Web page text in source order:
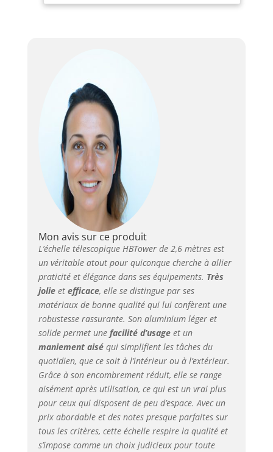
fabriquée en alliage d'aluminium 6063 à
températures élevées et basses, ce qui la
rend adaptée à divers environnements
Sécurité avant tout !: Cette échelle pliante
est équipée d'un mécanisme de
verrouillage de sécurité et de patins
antidérapants pour garantir la stabilité et
la sécurité pendant l'utilisation. Le
mécanisme de verrouillage simple
empêche efficacement la rétraction
accidentelle et permet d'ajuster l'échelle à
la hauteur souhaitée Utilisation
polyvalente : Que ce soit pour changer
des ampoules à l'intérieur, accéder au
grenier, réparer des toits à l'extérieur ou
monter sur un camping-car, notre échelle
télescopique en alliage d'aluminium est
adaptée à tous les scénarios nécessitant
une échelle extensible Facile à
transporter et à ranger : L'échelle
télescopique en aluminium est plus
légère et plus portable que les échelles
en acier inoxydable, ce qui la rend plus
facile à transporter. Elle peut être
facilement repliée à une taille très
compacte pour un rangement dans les
coins, les débarras ou les coffres de
voiture, ce qui la rend idéale pour les
professionnels ou les particuliers qui
doivent souvent déplacer l'échelle pliable
Mon avis sur ce produit
L’échelle télescopique HBTower de 2,6 mètres est
un véritable atout pour quiconque cherche à allier
praticité et élégance dans ses équipements. Très
jolieet efficace, elle se distingue par ses
matériaux de bonne qualité qui lui confèrent une
robustesse rassurante. Son aluminium léger et
solide permet une facilité d’usageet un
maniement aiséqui simplifient les tâches du
quotidien, que ce soit à l’intérieur ou à l’extérieur.
Grâce à son encombrement réduit, elle se range
aisément après utilisation, ce qui est un vrai plus
pour ceux qui disposent de peu d’espace. Avec un
prix abordable et des notes presque parfaites sur
tous les critères, cette échelle respire la qualité et
s’impose comme un choix judicieux pour toute